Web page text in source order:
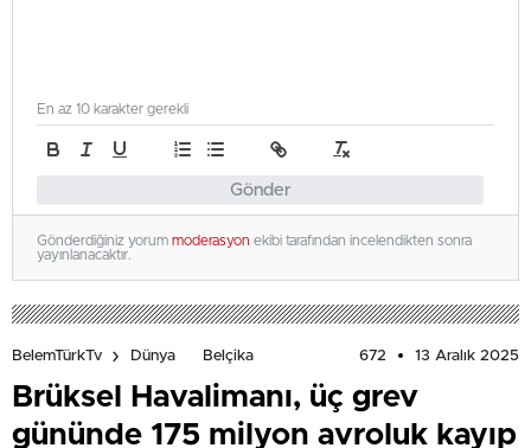
Gönder
En az 10 karakter gerekli
Gönderdiğiniz yorum moderasyon ekibi tarafından incelendikten sonra
yayınlanacaktır.
BelemTürkTv Dünya Belçika 672 13 Aralık 2025
Brüksel Havalimanı, üç grev
gününde 175 milyon avroluk kayıp